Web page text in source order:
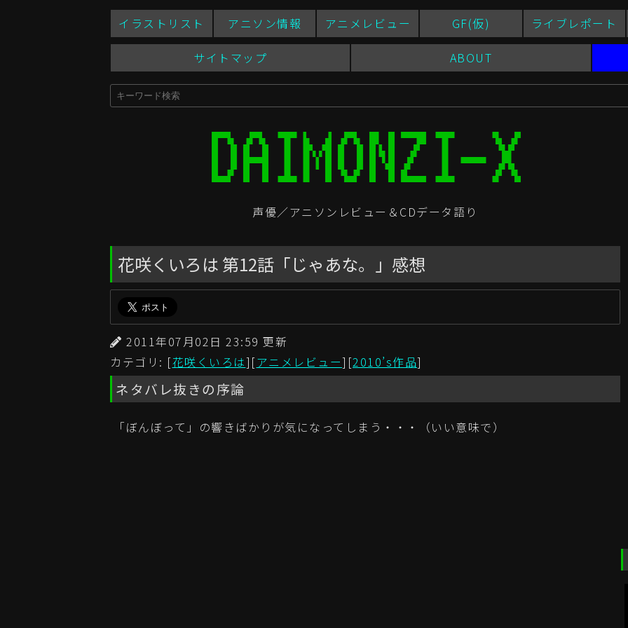
イラストリスト アニソン情報 アニメレビュー GF(仮) ライブレポート
サイトマップ ABOUT
声優／アニソンレビュー＆CDデータ語り
花咲くいろは 第12話「じゃあな。」感想
2011年07月02日 23:59 更新
カテゴリ: [花咲くいろは][アニメレビュー][2010’s作品]
ネタバレ抜きの序論
「ぼんぼって」の響きばかりが気になってしまう・・・（いい意味で）